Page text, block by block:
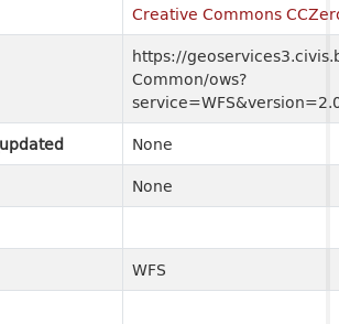
Creative Commons
https://
Common/ows?
None
None
WFS